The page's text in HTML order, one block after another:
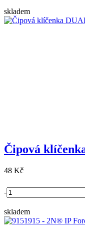
skladem
Čipová
48 Kč
-
skladem